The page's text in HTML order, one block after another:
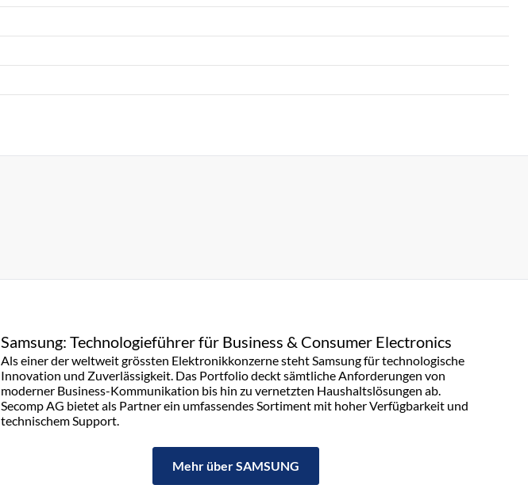
Samsung: Technologieführer für Business & Consumer Electronics
Als einer der weltweit grössten Elektronikkonzerne steht Samsung für technologische
Innovation und Zuverlässigkeit. Das Portfolio deckt sämtliche Anforderungen von
moderner Business-Kommunikation bis hin zu vernetzten Haushaltslösungen ab.
Secomp AG bietet als Partner ein umfassendes Sortiment mit hoher Verfügbarkeit und
technischem Support.
Mehr über SAMSUNG